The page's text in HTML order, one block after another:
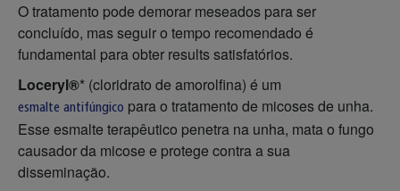
O tratamento pode demorar meseados para ser
concluído, mas seguir o tempo recomendado é
fundamental para obter results satisfatórios.
Loceryl®️* (cloridrato de amorolfina) é um
esmalte antifúngico para o tratamento de micoses de unha.
Esse esmalte terapêutico penetra na unha, mata o fungo
causador da micose e protege contra a sua
disseminação.